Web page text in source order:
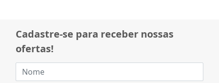
Cadastre-se para receber nossas
ofertas!